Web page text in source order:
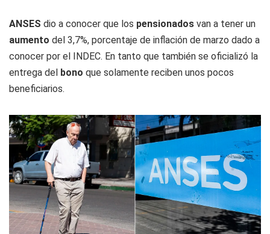
ANSES dio a conocer que los pensionados van a tener un
aumento del 3,7%, porcentaje de inflación de marzo dado a
conocer por el INDEC. En tanto que también se oficializó la
entrega del bono que solamente reciben unos pocos
beneficiarios.